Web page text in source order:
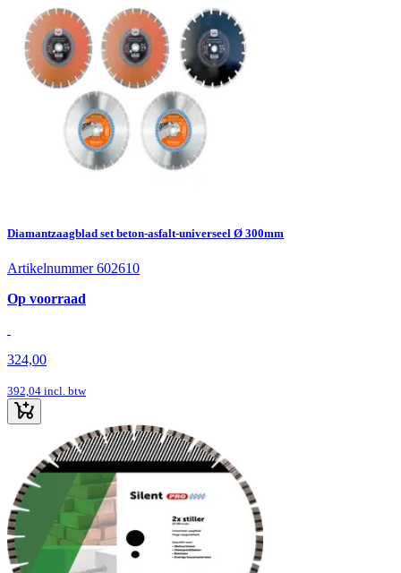
Diamantzaagblad set beton-asfalt-universeel Ø 300mm
Artikelnummer 602610
Op voorraad
324,00
392,04 incl. btw